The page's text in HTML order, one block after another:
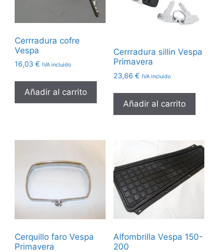
Cerrradura cofre
Vespa
16,03 € IVA incluido
Añadir al carrito
Cerrradura sillin Vespa
Primavera
23,66 € IVA incluido
Añadir al carrito
Cerquillo faro Vespa
Primavera
Alfombrilla Vespa 150-
200